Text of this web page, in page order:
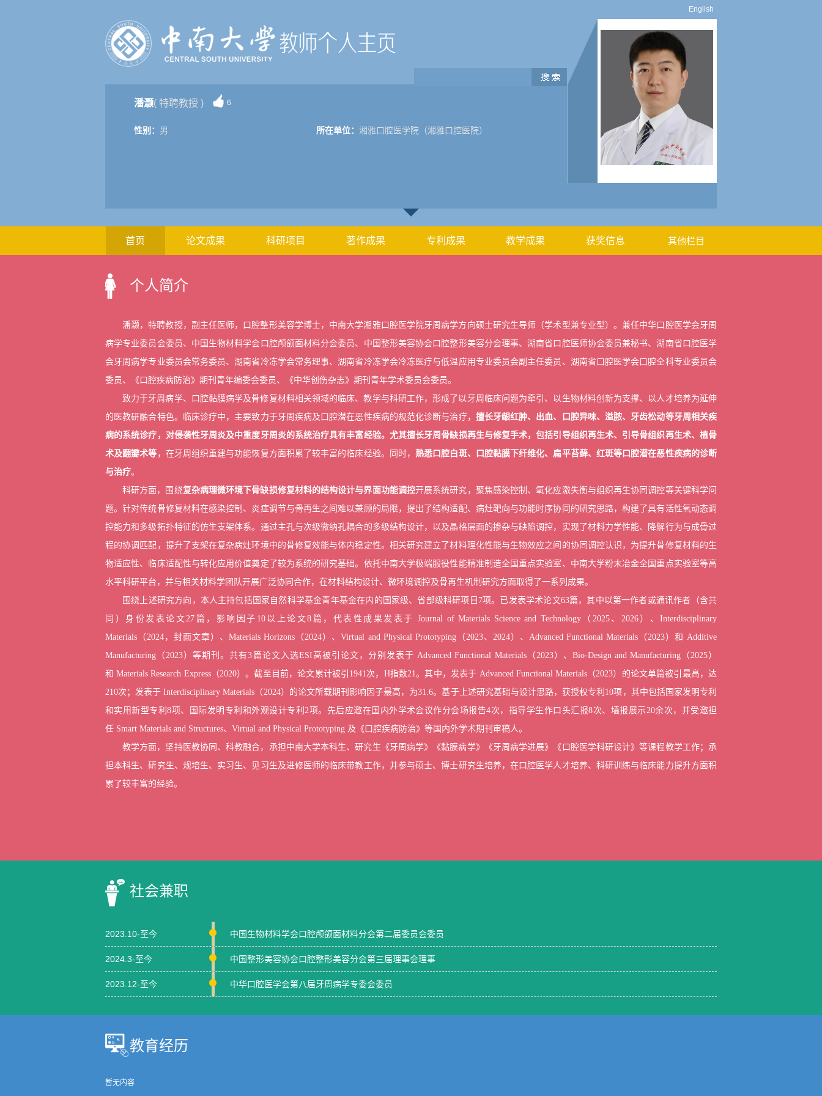
English
潘灏( 特聘教授 ) 6
性别： 男 所在单位： 湘雅口腔医学院（湘雅口腔医院）
首页 论文成果 科研项目 著作成果 专利成果 教学成果 获奖信息 其他栏目
个人简介
潘灏，特聘教授，副主任医师，口腔整形美容学博士，中南大学湘雅口腔医学院牙周病学方向硕士研究生导师（学术型兼专业型）。兼任中华口腔医学会牙周
病学专业委员会委员、中国生物材料学会口腔颅颌面材料分会委员、中国整形美容协会口腔整形美容分会理事、湖南省口腔医师协会委员兼秘书、湖南省口腔医学
会牙周病学专业委员会常务委员、湖南省冷冻学会常务理事、湖南省冷冻学会冷冻医疗与低温应用专业委员会副主任委员、湖南省口腔医学会口腔全科专业委员会
委员、《口腔疾病防治》期刊青年编委会委员、《中华创伤杂志》期刊青年学术委员会委员。
致力于牙周病学、口腔黏膜病学及骨修复材料相关领域的临床、教学与科研工作，形成了以牙周临床问题为牵引、以生物材料创新为支撑、以人才培养为延伸
的医教研融合特色。临床诊疗中，主要致力于牙周疾病及口腔潜在恶性疾病的规范化诊断与治疗， 擅长牙龈红肿、出血、口腔异味、溢脓、牙齿松动等牙周相关疾
病的系统诊疗，对侵袭性牙周炎及中重度牙周炎的系统治疗具有丰富经验。尤其擅长牙周骨缺损再生与修复手术，包括引导组织再生术、引导骨组织再生术、植骨
术及翻瓣术等 ，在牙周组织重建与功能恢复方面积累了较丰富的临床经验。同时，熟悉口腔白斑、口腔黏膜下纤维化、扁平苔藓、红斑等口腔潜在恶性疾病的诊断
与治疗。
科研方面，围绕复杂病理微环境下骨缺损修复材料的结构设计与界面功能调控开展系统研究，聚焦感染控制、氧化应激失衡与组织再生协同调控等关键科学问
题。针对传统骨修复材料在感染控制、炎症调节与骨再生之间难以兼顾的局限，提出了结构适配、病灶靶向与功能时序协同的研究思路，构建了具有活性氧动态调
控能力和多级拓扑特征的仿生支架体系。通过主孔与次级微纳孔耦合的多级结构设计，以及晶格层面的掺杂与缺陷调控，实现了材料力学性能、降解行为与成骨过
程的协调匹配，提升了支架在复杂病灶环境中的骨修复效能与体内稳定性。相关研究建立了材料理化性能与生物效应之间的协同调控认识，为提升骨修复材料的生
物适应性、临床适配性与转化应用价值奠定了较为系统的研究基础。 依托中南大学极端服役性能精准制造全国重点实验室、中南大学粉末冶金全国重点实验室等高
水平科研平台，并与相关材料学团队开展广泛协同合作，在材料结构设计、微环境调控及骨再生机制研究方面取得了一系列成果。
围绕上述研究方向，本人主持包括国家自然科学基金青年基金在内的国家级、省部级科研项目7项。已发表学术论文63篇，其中以第一作者或通讯作者（含共
同）身份发表论文27篇，影响因子10以上论文8篇，代表性成果发表于 Journal of Materials Science and Technology（2025、2026）、 Interdisciplinary
Materials （2024，封面文章）、Materials Horizons （2024）、Virtual and Physical Prototyping（2023、2024）、 Advanced Functional Materials（2023）和Additive
Manufacturing （2023）等期刊。共有3篇论文入选ESI 高被引论文，分别发表于Advanced Functional Materials（2023）、 Bio-Design and Manufacturing（2025）
和Materials Research Express（2020）。截至目前，论文累计被引1941次， H指数21。其中，发表于 Advanced Functional Materials（2023） 的论文单篇被引最高，达
210次；发表于Interdisciplinary Materials （2024）的论文所载期刊影响因子最高，为31.6。基于上述研究基础与设计思路，获授权专利10项，其中包括国家发明专利
和实用新型专利8项、国际发明专利和外观设计专利2项。先后应邀在国内外学术会议作分会场报告4次，指导学生作口头汇报8次、 墙报展示20余次 ，并受邀担
任 Smart Materials and Structures、 Virtual and Physical Prototyping 及《口腔疾病防治》等国内外学术期刊审稿人。
教学方面，坚持医教协同、科教融合，承担中南大学本科生、研究生《牙周病学》《黏膜病学》《牙周病学进展》《口腔医学科研设计》等课程教学工作；承
担本科生、研究生、规培生、实习生、见习生及进修医师的临床带教工作，并参与硕士、博士研究生培养，在口腔医学人才培养、科研训练与临床能力提升方面积
累了较丰富的经验。
社会兼职
2023.10-至今 中国生物材料学会口腔颅颌面材料分会第二届委员会委员
2024.3-至今 中国整形美容协会口腔整形美容分会第三届理事会理事
2023.12-至今 中华口腔医学会第八届牙周病学专委会委员
教育经历
暂无内容